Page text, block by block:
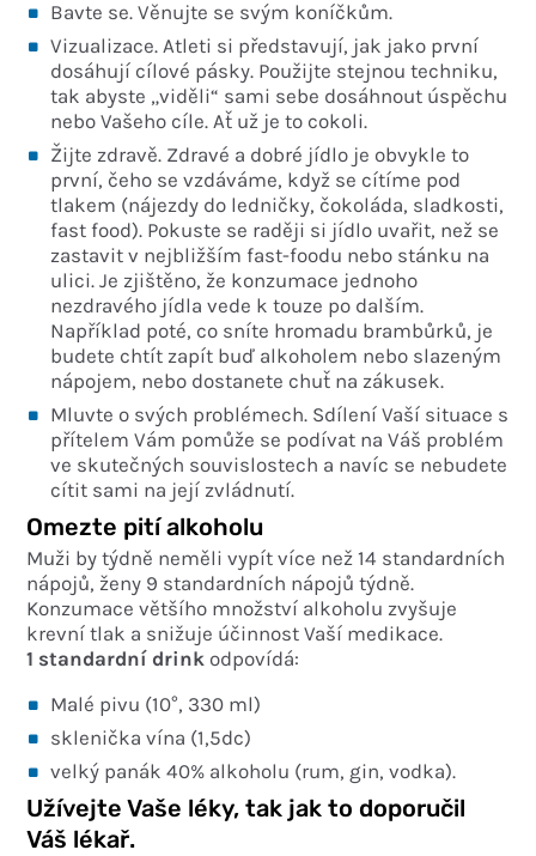
Bavte se. Věnujte se svým koníčkům.
Vizualizace. Atleti si představují, jak jako první
dosáhují cílové pásky. Použijte stejnou techniku,
tak abyste „viděli“ sami sebe dosáhnout úspěchu
nebo Vašeho cíle. Ať už je to cokoli.
Žijte zdravě. Zdravé a dobré jídlo je obvykle to
první, čeho se vzdáváme, když se cítíme pod
tlakem (nájezdy do ledničky, čokoláda, sladkosti,
fast food). Pokuste se raději si jídlo uvařit, než se
zastavit v nejbližším fast-foodu nebo stánku na
ulici. Je zjištěno, že konzumace jednoho
nezdravého jídla vede k touze po dalším.
Například poté, co sníte hromadu brambůrků, je
budete chtít zapít buď alkoholem nebo slazeným
nápojem, nebo dostanete chuť na zákusek.
Mluvte o svých problémech. Sdílení Vaší situace s
přítelem Vám pomůže se podívat na Váš problém
ve skutečných souvislostech a navíc se nebudete
cítit sami na její zvládnutí.
Omezte pití alkoholu
Muži by týdně neměli vypít více než 14 standardních
nápojů, ženy 9 standardních nápojů týdně.
Konzumace většího množství alkoholu zvyšuje
krevní tlak a snižuje účinnost Vaší medikace.
1 standardní drink odpovídá:
Malé pivu (10°, 330 ml)
sklenička vína (1,5dc)
velký panák 40% alkoholu (rum, gin, vodka).
Užívejte Vaše léky, tak jak to doporučil
Váš lékař.